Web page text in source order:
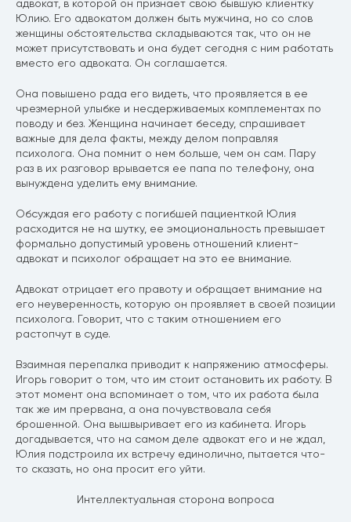
адвокат, в которой он признает свою бывшую клиентку
Юлию. Его адвокатом должен быть мужчина, но со слов
женщины обстоятельства складываются так, что он не
может присутствовать и она будет сегодня с ним работать
вместо его адвоката. Он соглашается.
Она повышено рада его видеть, что проявляется в ее
чрезмерной улыбке и несдерживаемых комплементах по
поводу и без. Женщина начинает беседу, спрашивает
важные для дела факты, между делом поправляя
психолога. Она помнит о нем больше, чем он сам. Пару
раз в их разговор врывается ее папа по телефону, она
вынуждена уделить ему внимание.
Обсуждая его работу с погибшей пациенткой Юлия
расходится не на шутку, ее эмоциональность превышает
формально допустимый уровень отношений клиент-
адвокат и психолог обращает на это ее внимание.
Адвокат отрицает его правоту и обращает внимание на
его неуверенность, которую он проявляет в своей позиции
психолога. Говорит, что с таким отношением его
растопчут в суде.
Взаимная перепалка приводит к напряжению атмосферы.
Игорь говорит о том, что им стоит остановить их работу. В
этот момент она вспоминает о том, что их работа была
так же им прервана, а она почувствовала себя
брошенной. Она вышвыривает его из кабинета. Игорь
догадывается, что на самом деле адвокат его и не ждал,
Юлия подстроила их встречу единолично, пытается что-
то сказать, но она просит его уйти.
Интеллектуальная сторона вопроса